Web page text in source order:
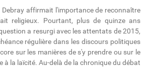
Debray affirmait l'importance de reconnaître
religieux. Pourtant, plus de quinze ans
a resurgi avec les attentats de 2015,
régulière dans les discours politiques
sur les manières de s'y prendre ou sur le
à la laïcité. Au-delà de la chronique du débat